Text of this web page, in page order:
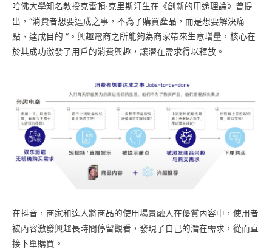
哈佛大學知名教授克雷頓‧克里斯汀生在《創新的用途理論》曾提
出，“消費者想要達成之事，不為了購買產品，而是想要解決痛
點、達成目的 “。興趣電商之所能夠為商家帶來生意增量，核心在
於其成功激發了用戶的消費興趣，讓潛在需求得以釋放。
在抖音，商家和達人將商品的使用場景融入在優質內容中，使用者
被內容激發興趣長時間停留觀看，發現了自己的潛在需求，從而直
接下單購買。